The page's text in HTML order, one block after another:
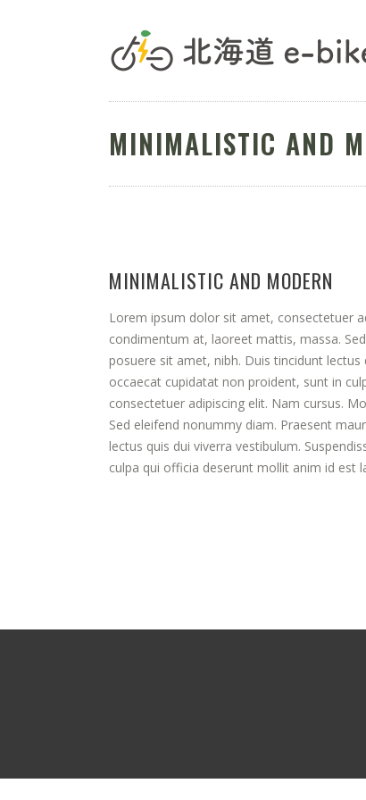
MINIMALISTIC AND
MINIMALISTIC AND MODERN
Lorem ipsum dolor sit amet, consectetuer
condimentum at, laoreet mattis, massa.
posuere sit amet, nibh. Duis tincidunt
occaecat cupidatat non proident, sunt in
consectetuer adipiscing elit. Nam cursus.
Sed eleifend nonummy diam. Praesent
lectus quis dui viverra vestibulum.
culpa qui officia deserunt mollit anim id est